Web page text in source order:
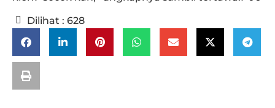
Dilihat : 628